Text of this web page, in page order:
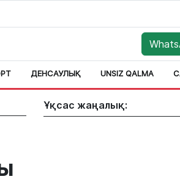
ДЕНСАУЛЫҚ UNSIZ QALMA
Ұқсас жаңалық: